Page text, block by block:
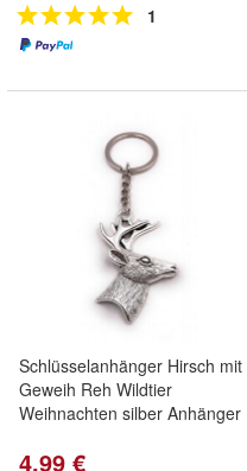
1
Schlüsselanhänger Hirsch mit
Geweih Reh Wildtier
Weihnachten silber Anhänger
4,99 €